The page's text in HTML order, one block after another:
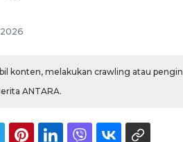
konten, melakukan crawling atau
ANTARA.